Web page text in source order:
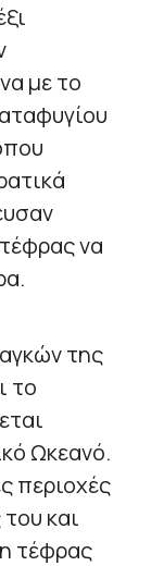
με το
να
της
το
Ωκεανό.
περιοχές
και
τέφρας